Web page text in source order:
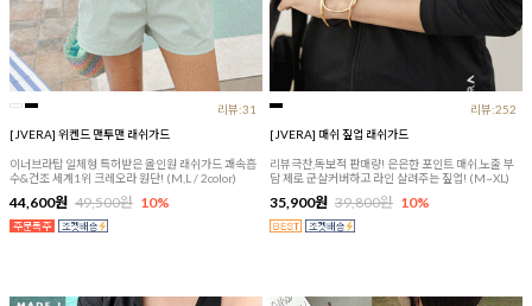
리뷰:31
[JVERA] 위켄드 맨투맨 래쉬가드
이너브라탑 일체형 특허받은 올인원 래쉬가드 쾌속흡
수&건조 세계1위 크레오라 원단! (M,L / 2color)
44,600원 49,500원 10%
리뷰:252
[JVERA] 매쉬 짚업 래쉬가드
리뷰극찬,독보적 판매량! 은은한 포인트 매쉬,노출 부
담 제로 군살커버하고 라인 살려주는 짚업! (M~XL)
35,900원 39,800원 10%